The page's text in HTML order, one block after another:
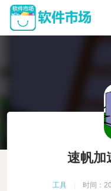
速帆加
工具 时间：